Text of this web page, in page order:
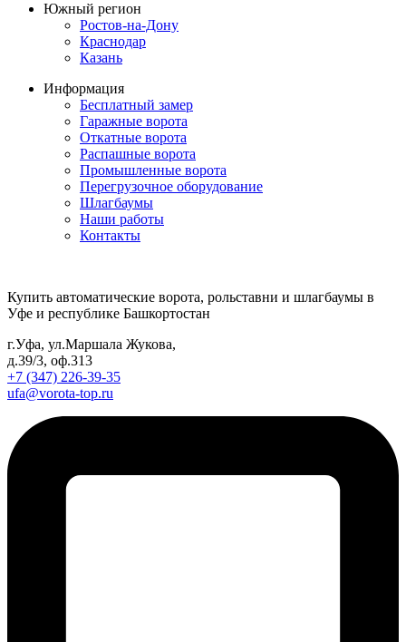
Южный регион
Ростов-на-Дону
Краснодар
Казань
Информация
Бесплатный замер
Гаражные ворота
Откатные ворота
Распашные ворота
Промышленные ворота
Перегрузочное оборудование
Шлагбаумы
Наши работы
Контакты
Купить автоматические ворота, рольставни и шлагбаумы в
Уфе и республике Башкортостан
г.Уфа, ул.Маршала Жукова,
д.39/3, оф.313
+7 (347) 226-39-35
ufa@vorota-top.ru